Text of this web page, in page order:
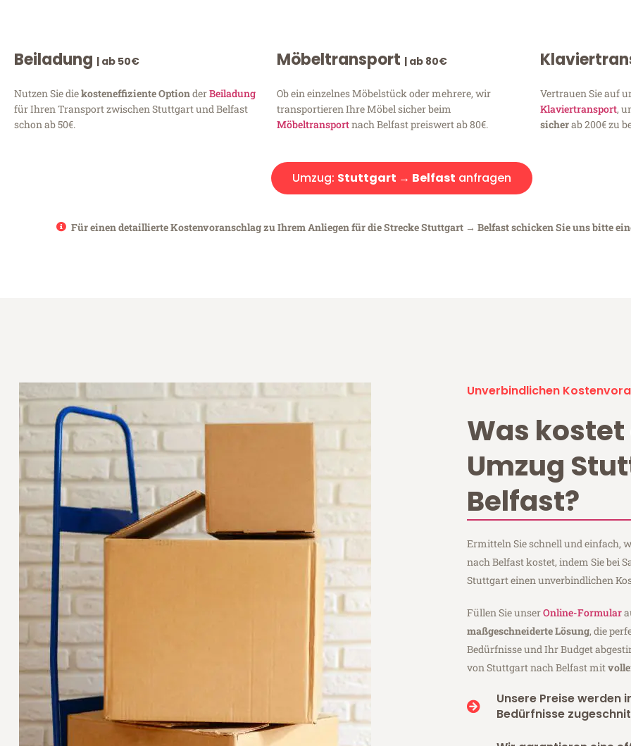
Beiladung | ab 50€
Nutzen Sie diekosteneffiziente OptionderBeiladung
für Ihren Transport zwischen Stuttgart und Belfast
schon ab 50€.
Möbeltransport | ab 80€
Ob ein einzelnes Möbelstück oder mehrere, wir
transportieren Ihre Möbel sicher beim
Möbeltransportnach Belfast preiswert ab 80€.
Vertrauen Sie auf
Klaviertransport,
sicherab 200€ zu
Umzug: Stuttgart → Belfast anfragen
Für einen detaillierte Kostenvoranschlag zu Ihrem Anliegen für die Strecke Stuttgart → Belfast schicken Sie uns bitte
Unverbindlichen
Was kostet
Umzug
Belfast?
Ermitteln Sie schnell und einfach,
nach Belfast kostet, indem Sie bei
Stuttgart einen unverbindlichen
Füllen Sie unserOnline-Formular
maßgeschneiderte Lösung, die
Bedürfnisse und Ihr Budget
von Stuttgart nach Belfast mit
Unsere Preise werden
Bedürfnisse